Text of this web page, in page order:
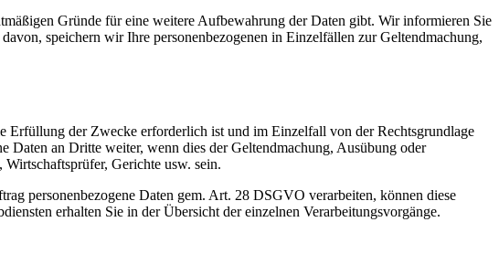
Gründe für eine weitere Aufbewahrung der Daten gibt. Wir informieren Sie
speichern wir Ihre personenbezogenen in Einzelfällen zur Geltendmachung,
Erfüllung der Zwecke erforderlich ist und im Einzelfall von der Rechtsgrundlage
Daten an Dritte weiter, wenn dies der Geltendmachung, Ausübung oder
Gerichte usw. sein.
personenbezogene Daten gem. Art. 28 DSGVO verarbeiten, können diese
erhalten Sie in der Übersicht der einzelnen Verarbeitungsvorgänge.